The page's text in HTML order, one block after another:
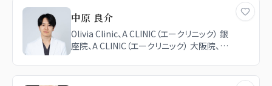
中原 良介
Olivia Clinic、A CLINIC（エークリニック） 銀
座院、A CLINIC（エークリニック） 大阪院、A